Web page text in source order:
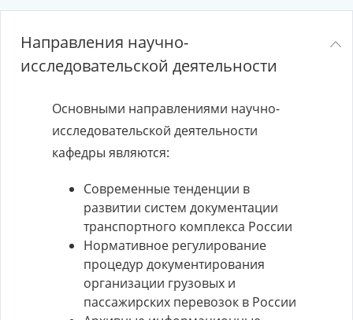
Направления научно-
исследовательской деятельности
Основными направлениями научно-
исследовательской деятельности
кафедры являются:
Современные тенденции в
развитии систем документации
транспортного комплекса России
Нормативное регулирование
процедур документирования
организации грузовых и
пассажирских перевозок в России